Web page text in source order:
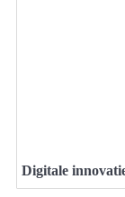
Digitale